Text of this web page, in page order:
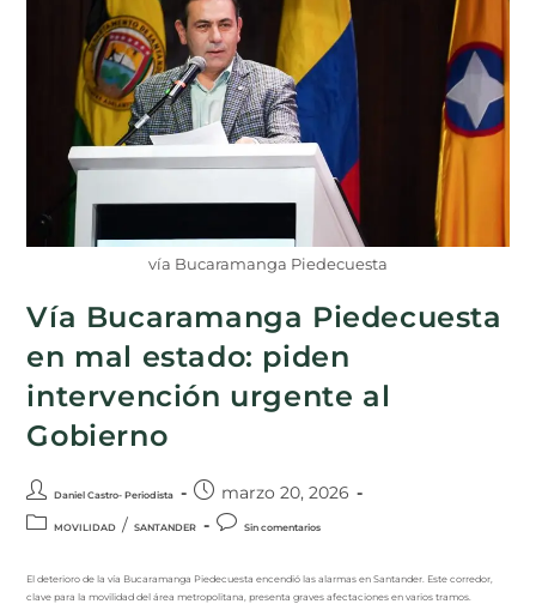
vía Bucaramanga Piedecuesta
Vía Bucaramanga Piedecuesta
en mal estado: piden
intervención urgente al
Gobierno
Daniel Castro- Periodista marzo 20, 2026
MOVILIDAD / SANTANDER Sin comentarios
El deterioro de la vía Bucaramanga Piedecuesta encendió las alarmas en Santander. Este corredor,
clave para la movilidad del área metropolitana, presenta graves afectaciones en varios tramos.